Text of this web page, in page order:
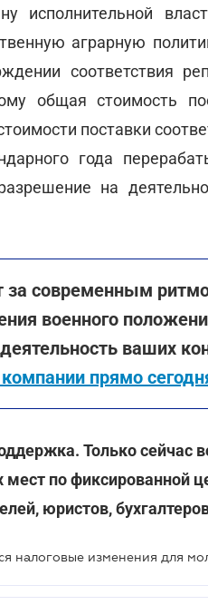
исполнительной
аграрную
соответствия
общая стоимость
поставки
года
на
за современным
военного
ваших
прямо
Только
мест по фиксированной
юристов,
налоговые изменения для